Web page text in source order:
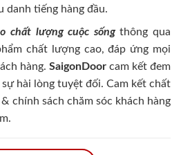
tiếng hàng đầu.
chất lượng cuộc sốngthông qua
chất lượng cao, đáp ứng mọi
hàng. SaigonDoorcam kết đem
hài lòng tuyệt đối. Cam kết chất
chính sách chăm sóc khách hàng